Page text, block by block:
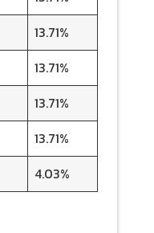
13.71%
13.71%
13.71%
13.71%
4.03%